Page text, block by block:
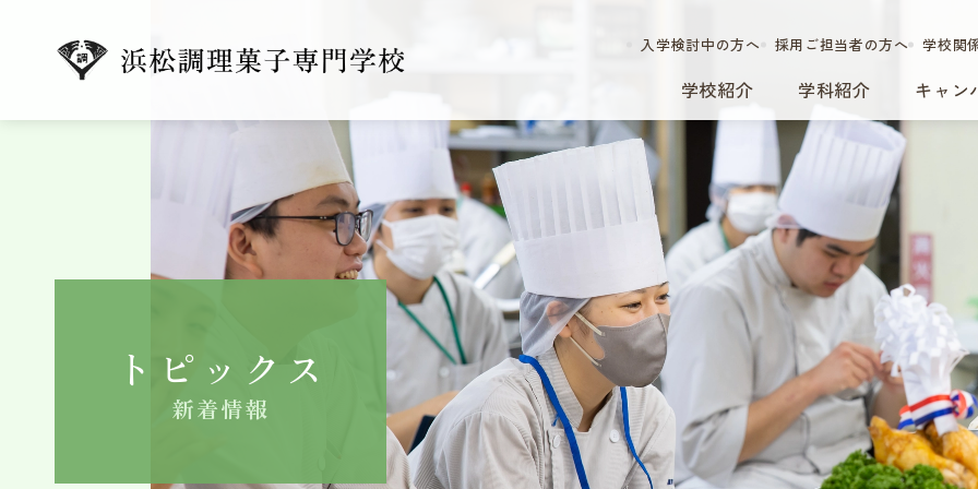
学校紹介 学科紹介 キャン
入学検討中の方へ 採用ご担当者の方へ 学校関
トピックス
新着情報